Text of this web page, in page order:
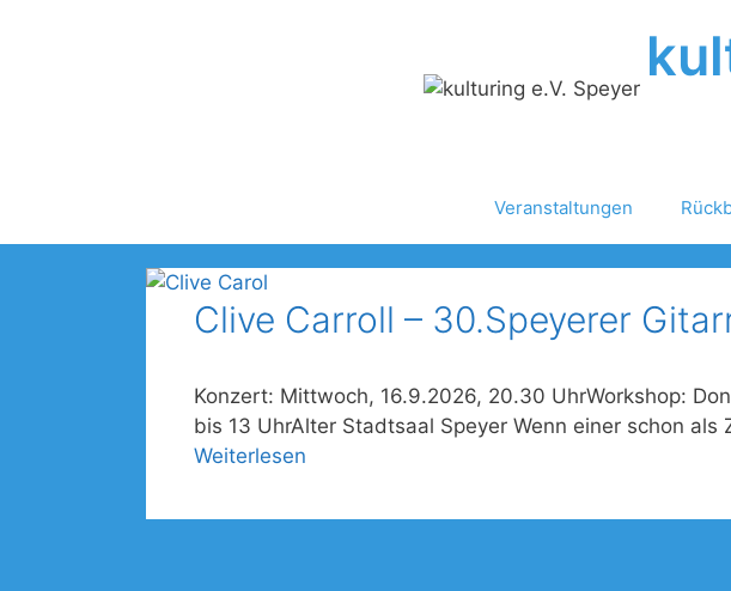
Veranstaltungen
Clive Carroll – 30.Speyerer
Konzert: Mittwoch, 16.9.2026, 20.30 UhrWorkshop:
bis 13 UhrAlter Stadtsaal Speyer Wenn einer schon
Weiterlesen